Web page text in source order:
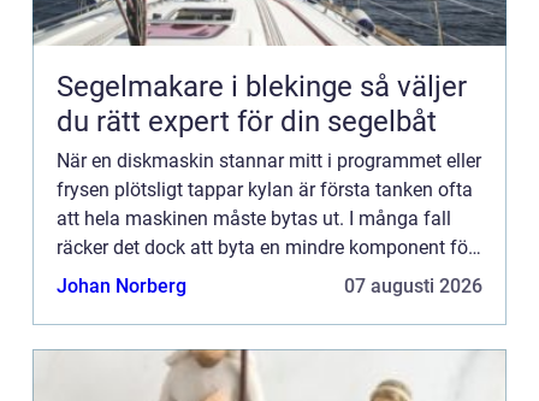
Segelmakare i blekinge så väljer
du rätt expert för din segelbåt
När en diskmaskin stannar mitt i programmet eller
frysen plötsligt tappar kylan är första tanken ofta
att hela maskinen måste bytas ut. I många fall
räcker det dock att byta en mindre komponent för
att allt s...
Johan Norberg 07 augusti 2026